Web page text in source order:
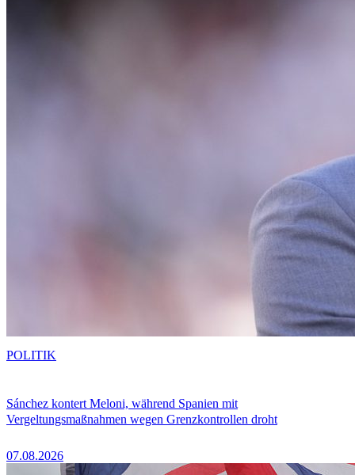
Sánchez kontert Meloni, während Spanien mit
Vergeltungsmaßnahmen wegen Grenzkontrollen droht
07.08.2026
POLITIK